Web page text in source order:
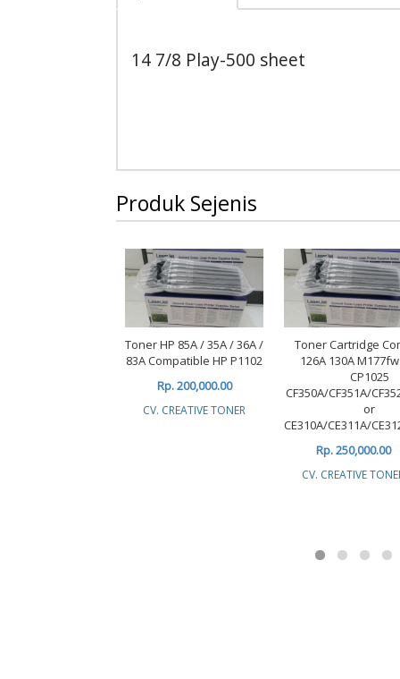
14 7/8 Play-500 sheet
Produk Sejenis
Toner HP 85A / 35A / 36A /
83A Compatible HP P1102
Rp. 200,000.00
CV. CREATIVE TONER
Toner Cartridge
126A 130A
CP1025
CF350A/CF351A/
or
CE310A/CE311A/
Rp. 250,000.00
CV. CREATIVE